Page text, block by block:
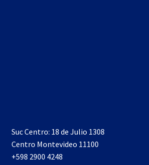
Suc Centro: 18 de Julio 1308
Centro Montevideo 11100
+598 2900 4248